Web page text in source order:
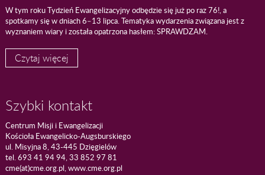
W tym roku Tydzień Ewangelizacyjny odbędzie się już po raz 76!, a
spotkamy się w dniach 6–13 lipca. Tematyka wydarzenia związana jest z
wyznaniem wiary i została opatrzona hasłem: SPRAWDZAM.
Czytaj więcej
Szybki kontakt
Centrum Misji i Ewangelizacji
Kościoła Ewangelicko-Augsburskiego
ul. Misyjna 8, 43-445 Dzięgielów
tel. 693 41 94 94, 33 852 97 81
cme(at)cme.org.pl, www.cme.org.pl